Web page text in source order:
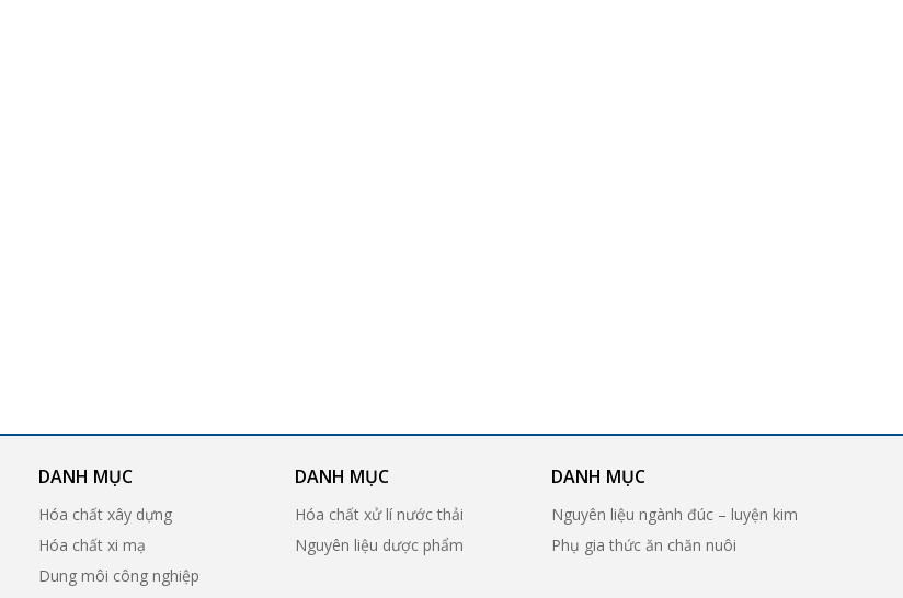
DANH MỤC
Hóa chất xây dựng
Hóa chất xi mạ
Dung môi công nghiệp
DANH MỤC
Hóa chất xử lí nước thải
Nguyên liệu dược phẩm
DANH MỤC
Nguyên liệu ngành đúc – luyện kim
Phụ gia thức ăn chăn nuôi